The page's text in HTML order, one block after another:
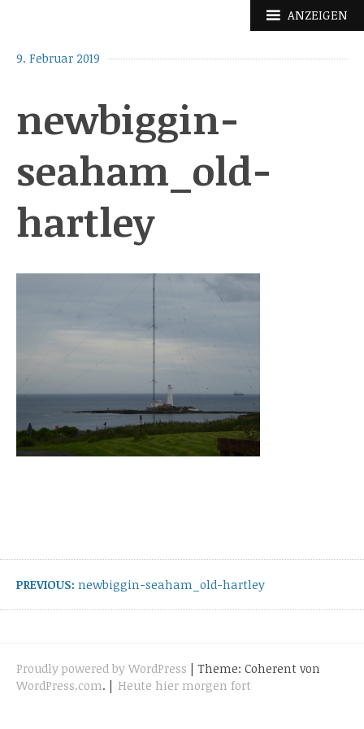
ANZEIGEN
9. Februar 2019
newbiggin-
seaham_old-
hartley
PREVIOUS: Vorheriger
newbiggin-seaham_old-hartley
Proudly powered by WordPress | Theme: Coherent von
WordPress.com. | Heute hier morgen fort